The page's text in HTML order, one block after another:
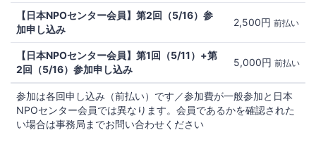
【日本NPOセンター会員】第2回（5/16）参
加申し込み
2,500円 前払い
【日本NPOセンター会員】第1回（5/11）+第
2回（5/16）参加申し込み
5,000円 前払い
参加は各回申し込み（前払い）です／参加費が一般参加と日本
NPOセンター会員では異なります。会員であるかを確認された
い場合は事務局までお問い合わせください